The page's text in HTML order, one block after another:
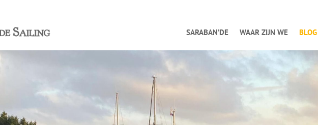
SARABAN’DE WAAR ZIJN WE BLOG